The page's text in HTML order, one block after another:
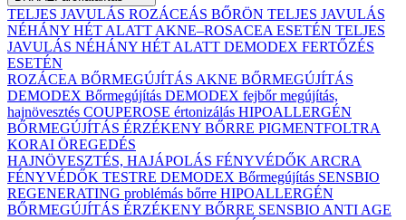
TELJES JAVULÁS ROZÁCEÁS BŐRÖN TELJES JAVULÁS
NÉHÁNY HÉT ALATT AKNE–ROSACEA ESETÉN TELJES
JAVULÁS NÉHÁNY HÉT ALATT DEMODEX FERTŐZÉS
ESETÉN
ROZÁCEA BŐRMEGÚJÍTÁS AKNE BŐRMEGÚJÍTÁS
DEMODEX Bőrmegújítás DEMODEX fejbőr megújítás,
hajnövesztés COUPEROSE értonizálás HIPOALLERGÉN
BŐRMEGÚJÍTÁS ÉRZÉKENY BŐRRE PIGMENTFOLTRA
KORAI ÖREGEDÉS
HAJNÖVESZTÉS, HAJÁPOLÁS FÉNYVÉDŐK ARCRA
FÉNYVÉDŐK TESTRE DEMODEX Bőrmegújítás SENSBIO
REGENERATING problémás bőrre HIPOALLERGÉN
BŐRMEGÚJÍTÁS ÉRZÉKENY BŐRRE SENSBIO ANTI AGE